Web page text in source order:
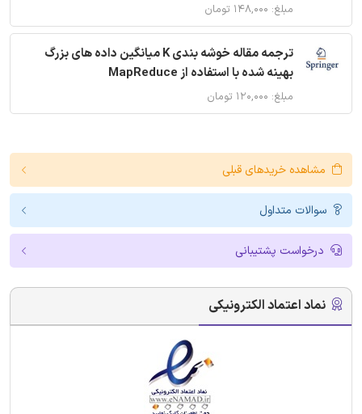
مبلغ: ۱۴۸,۰۰۰ تومان
ترجمه مقاله خوشه بندی K میانگین داده های بزرگ
بهینه شده با استفاده از MapReduce
مبلغ: ۱۲۰,۰۰۰ تومان
مشاهده خریدهای قبلی
سوالات متداول
درخواست پشتیبانی
نماد اعتماد الکترونیکی